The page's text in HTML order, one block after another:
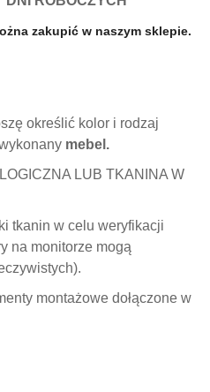
zakupić w naszym sklepie.
określić kolor i rodzaj
mebel.
LUB TKANINA W
tkanin w celu weryfikacji
na monitorze mogą
montażowe dołączone w